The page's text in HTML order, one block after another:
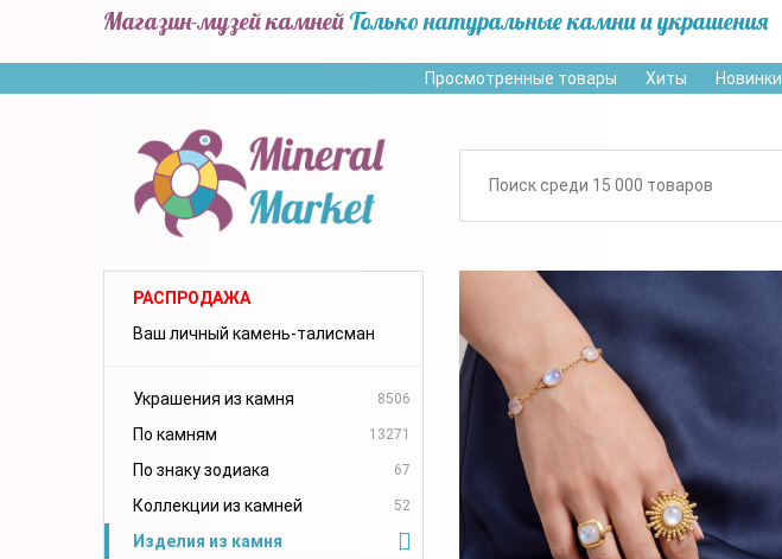
Магазин-музей камней Только натуральные камни и украшения
Просмотренные товары Хиты Новинки
РАСПРОДАЖА
Ваш личный камень-талисман
Украшения из камня 8506
По камням 13271
По знаку зодиака 67
Коллекции из камней 52
Изделия из камня